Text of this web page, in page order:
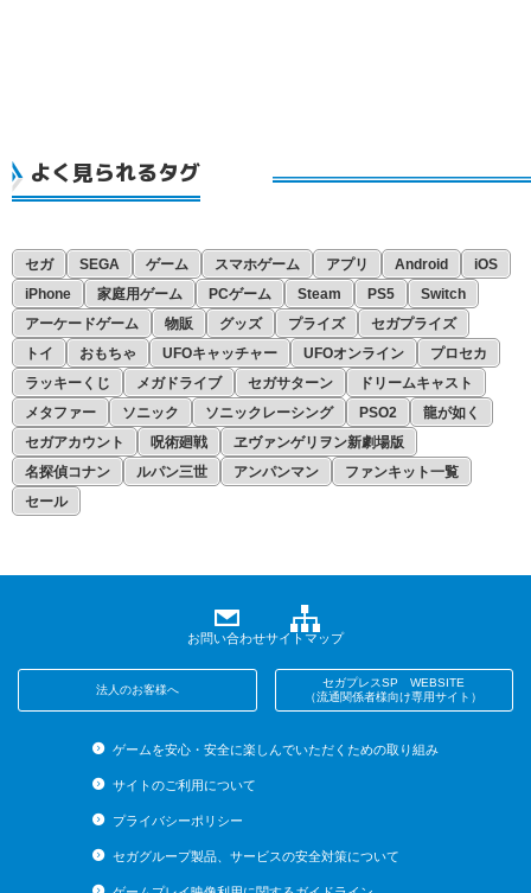
よく見られるタグ
セガ SEGA ゲーム スマホゲーム アプリ Android
iOS
iPhone
家庭用ゲーム PCゲーム Steam PS5
Switch
アーケードゲーム
物販 グッズ プライズ
セガプライズ
トイ
おもちゃ UFOキャッチャー UFOオンライン
プロセカ
ラッキーくじ
メガドライブ セガサターン
ドリームキャスト
メタファー
ソニック ソニックレーシング PSO2
龍が如く
セガアカウント
呪術廻戦
ヱヴァンゲリヲン新劇場版
名探偵コナン
ルパン三世 アンパンマン
ファンキット一覧
セール
お問い合わせサイトマップ
法人のお客様へ
セガプレスSP WEBSITE
（流通関係者様向け専用サイト）
ゲームを安心・安全に楽しんでいただくための取り組み
サイトのご利用について
プライバシーポリシー
セガグループ製品、サービスの安全対策について